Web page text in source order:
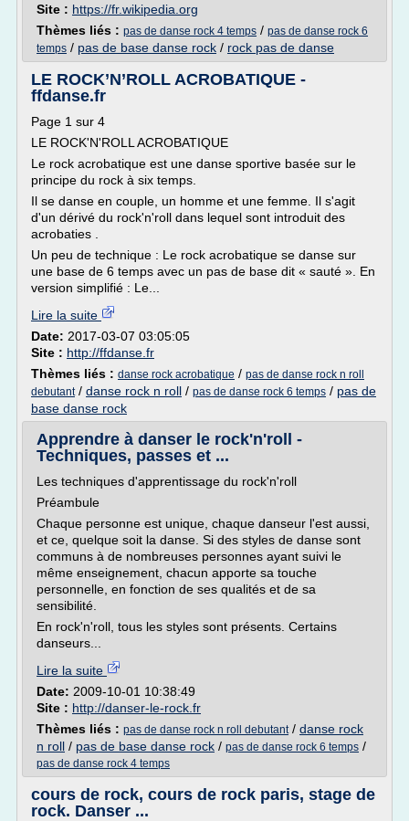
Site : https://fr.wikipedia.org
Thèmes liés : pas de danse rock 4 temps / pas de danse rock 6
temps / pas de base danse rock / rock pas de danse
LE ROCK’N’ROLL ACROBATIQUE -
ffdanse.fr
Page 1 sur 4
LE ROCK'N'ROLL ACROBATIQUE
Le rock acrobatique est une danse sportive basée sur le
principe du rock à six temps.
Il se danse en couple, un homme et une femme. Il s'agit
d'un dérivé du rock'n'roll dans lequel sont introduit des
acrobaties .
Un peu de technique : Le rock acrobatique se danse sur
une base de 6 temps avec un pas de base dit « sauté ». En
version simplifié : Le...
Lire la suite
Date: 2017-03-07 03:05:05
Site : http://ffdanse.fr
Thèmes liés : danse rock acrobatique / pas de danse rock n roll
debutant/ danse rock n roll / pas de danse rock 6 temps / pas de
base danse rock
Apprendre à danser le rock'n'roll -
Techniques, passes et ...
Les techniques d'apprentissage du rock'n'roll
Préambule
Chaque personne est unique, chaque danseur l'est aussi,
et ce, quelque soit la danse. Si des styles de danse sont
communs à de nombreuses personnes ayant suivi le
même enseignement, chacun apporte sa touche
personnelle, en fonction de ses qualités et de sa
sensibilité.
En rock'n'roll, tous les styles sont présents. Certains
danseurs...
Lire la suite
Date: 2009-10-01 10:38:49
Site : http://danser-le-rock.fr
Thèmes liés : pas de danse rock n roll debutant/ danse rock
n roll / pas de base danse rock / pas de danse rock 6 temps /
pas de danse rock 4 temps
cours de rock, cours de rock paris, stage de
rock. Danser ...